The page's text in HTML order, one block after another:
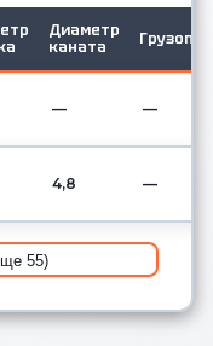
Диаметр
каната
— —
4,8 —
55)